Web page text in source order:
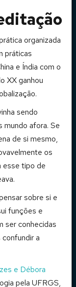
organizada
práticas
e Índia com o
XX ganhou
sendo
mundo afora. Se
de si mesmo,
os
esse tipo de
sobre si e
funções e
ser conhecidas
a
e Débora
pela UFRGS,